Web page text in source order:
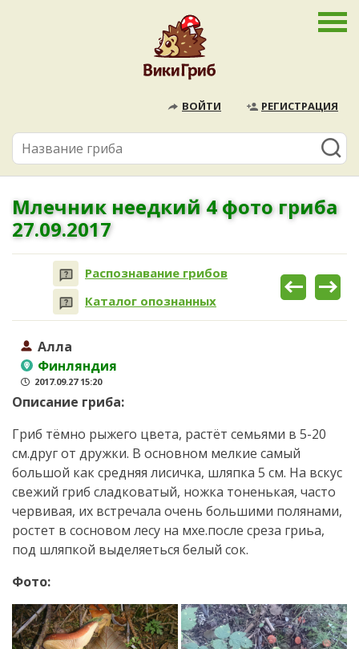
ВОЙТИ РЕГИСТРАЦИЯ
Млечник неедкий 4 фото гриба
27.09.2017
Распознавание грибов
Каталог опознанных
Алла
Финляндия
2017.09.27 15:20
Описание гриба:
Гриб тёмно рыжего цвета, растёт семьями в 5-20
см.друг от дружки. В основном мелкие самый
большой как средняя лисичка, шляпка 5 см. На вскус
свежий гриб сладковатый, ножка тоненькая, часто
червивая, их встречала очень большими полянами,
ростет в сосновом лесу на мхе.после среза гриьа,
под шляпкой выделяеться белый сок.
Фото: